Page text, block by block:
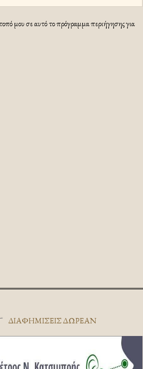
μου σε αυτό το πρόγραμμα περιήγησης για
ΔΙΑΦΗΜΊΣΕΙΣ ΔΩΡΕΆΝ